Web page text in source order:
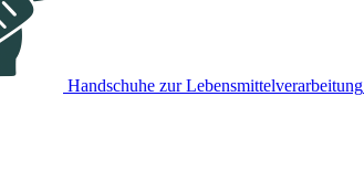
Handschuhe zur Lebensmittelverarbeitung